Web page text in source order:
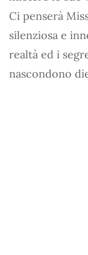
Ci penserà
silenziosa e
realtà ed i
nascondono